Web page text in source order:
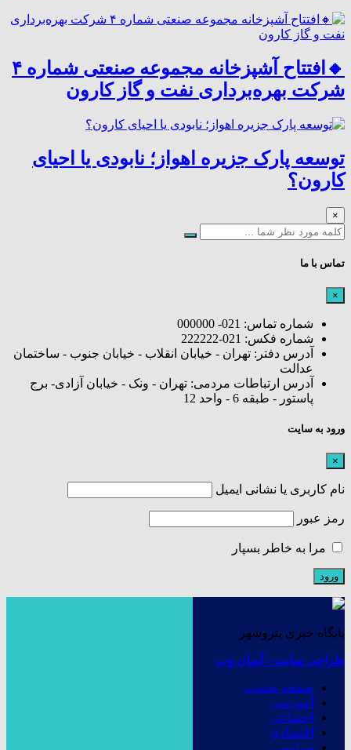
🔸افتتاح آشپزخانه مجموعه صنعتی شماره ۴
شرکت بهره‌برداری نفت و گاز کارون
توسعه پارک جزیره اهواز؛ نابودی یا احیای
کارون؟
×
تماس با ما
×
شماره تماس: 021- 000000
شماره فکس: 021-222222
آدرس دفتر: تهران - خیابان انقلاب - خیابان جنوب - ساختمان
عدالت
آدرس ارتباطات مردمی: تهران - ونک - خیابان آزادی- برج
پاستور - طبقه 6 - واحد 12
ورود به سایت
×
نام کاربری یا نشانی ایمیل
رمز عبور
مرا به خاطر بسپار
پایگاه خبری پتروشهر
طراحی سایت : آسان وب
صفحه نخست
آموزشی
اجتماعی
اقتصادی